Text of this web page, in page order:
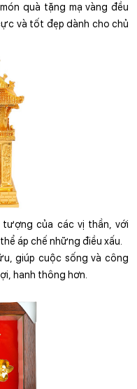
quà tặng mạ vàng đều
và tốt đẹp dành cho chủ
của các vị thần, với
áp chế những điều xấu.
giúp cuộc sống và công
hanh thông hơn.